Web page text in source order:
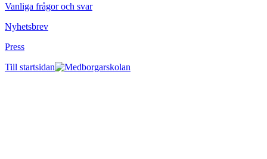
Vanliga frågor och svar
Nyhetsbrev
Press
Till startsidan